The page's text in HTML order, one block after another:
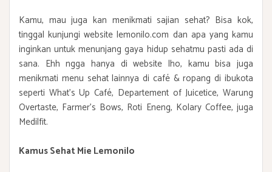
Kamu, mau juga kan menikmati sajian sehat? Bisa kok,
tinggal kunjungi website lemonilo.com dan apa yang kamu
inginkan untuk menunjang gaya hidup sehatmu pasti ada di
sana. Ehh ngga hanya di website lho, kamu bisa juga
menikmati menu sehat lainnya di café & ropang di ibukota
seperti What's Up Café, Departement of Juicetice, Warung
Overtaste, Farmer's Bows, Roti Eneng, Kolary Coffee, juga
Medilfit.
Kamus Sehat Mie Lemonilo